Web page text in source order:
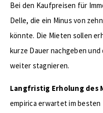
Bei den Kaufpreisen für
Delle, die ein Minus von
könnte. Die Mieten sollen
kurze Dauer nachgeben und
weiter stagnieren.
Langfristig Erholung des
empirica erwartet im besten